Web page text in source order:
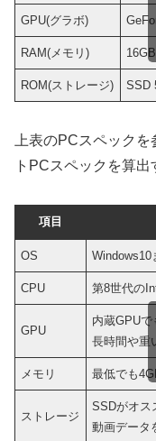
GPU(グラボ)
RAM(メモリ) 16GB
ROM(ストレージ) SSD
上表のPCスペック
トPCスペックを算出
項目
OS Windows10
CPU 第8世代の
GPU
内蔵GPU
長時間や重
メモリ 最低でも
ストレージ
SSDがオス
動画データ